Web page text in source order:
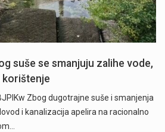
suše se smanjuju zalihe vode,
korištenje
Zbog dugotrajne suše i smanjenja
i kanalizacija apelira na racionalno